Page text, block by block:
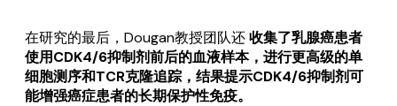
在研究的最后，Dougan教授团队还收集了乳腺癌患者
使用CDK4/6抑制剂前后的血液样本，进行更高级的单
细胞测序和TCR克隆追踪，结果提示CDK4/6抑制剂可
能增强癌症患者的长期保护性免疫。